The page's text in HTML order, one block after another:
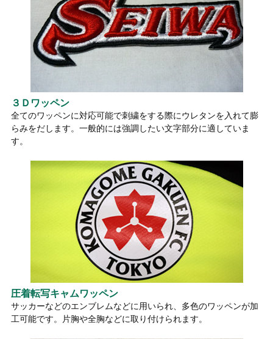
３Ｄワッペン
全てのワッペンに対応可能で刺繍をする際にウレタンを入れて膨
らみをだします。一般的には強調したい文字部分に適していま
す。
圧着転写キャムワッペン
サッカーなどのエンブレムなどに用いられ、多色のワッペンが加
工可能です。片胸や全胸などに取り付けられます。